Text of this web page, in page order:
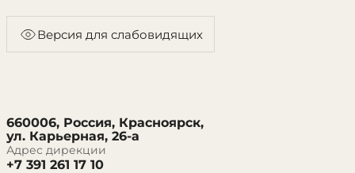
Версия для слабовидящих
660006, Россия, Красноярск,
ул. Карьерная, 26-а
Адрес дирекции
+7 391 261 17 10